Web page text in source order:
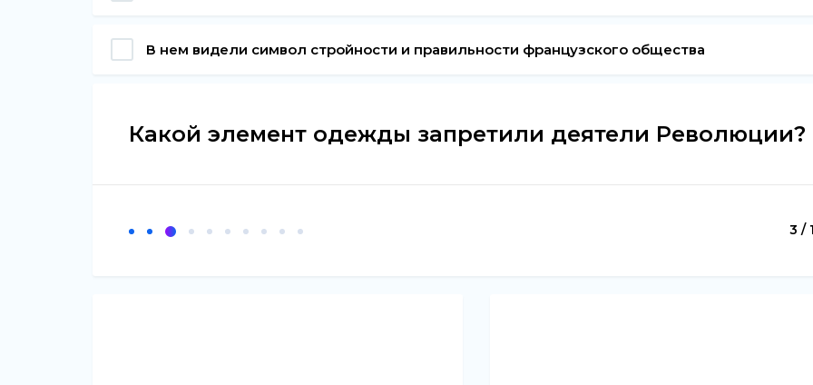
В нем видели символ стройности и правильности французского общества
Какой элемент одежды запретили деятели Революции?
3 /